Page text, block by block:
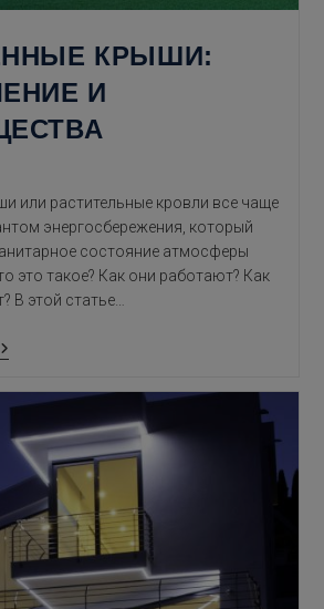
КРЫШИ:
И
или растительные кровли все чаще
энергосбережения, который
состояние атмосферы
это такое? Как они работают? Как
В этой статье…
Преимущества